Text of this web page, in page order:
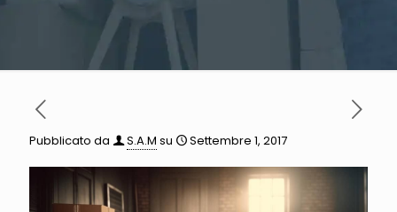
Pubblicato da S.A.M su Settembre 1, 2017